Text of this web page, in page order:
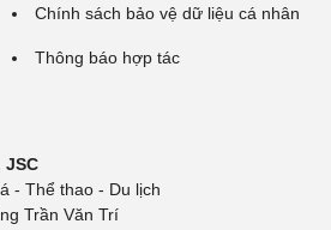
Chính sách bảo vệ dữ liệu cá nhân
Thông báo hợp tác
JSC
- Thể thao - Du lịch
Trần Văn Trí